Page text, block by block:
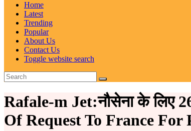
Home
Latest
Trending
Popular
About Us
Contact Us
Toggle website search
Rafale-m Jet:नौसेना के लिए
Of Request To France